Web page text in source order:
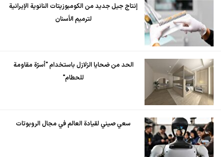
إنتاج جيل جديد من الكومبوزيتات النانوية الإيرانية
لترميم الأسنان
الحد من ضحايا الزلازل باستخدام "أسرّة مقاومة
للحطام"
سعي صيني لقيادة العالم في مجال الروبوتات